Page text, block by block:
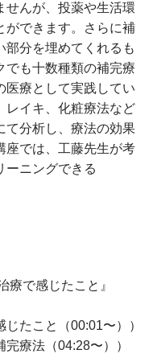
せんが、投薬や生活環
ができます。さらに補
部分を埋めてくれるも
でも十数種類の補完療
医療として実践してい
レイキ、化粧療法など
て分析し、療法の効果
座では、工藤先生が考
ーニングできる
療で感じたこと』
たこと（00:01〜））
療法（04:28〜））